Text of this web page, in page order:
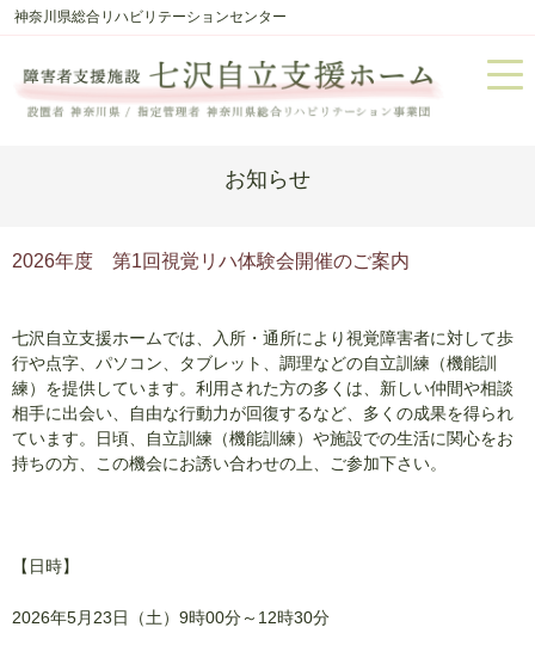
神奈川県総合リハビリテーションセンター
お知らせ
2026年度 第1回視覚リハ体験会開催のご案内
七沢自立支援ホームでは、入所・通所により視覚障害者に対して歩
行や点字、パソコン、タブレット、調理などの自立訓練（機能訓
練）を提供しています。利用された方の多くは、新しい仲間や相談
相手に出会い、自由な行動力が回復するなど、多くの成果を得られ
ています。日頃、自立訓練（機能訓練）や施設での生活に関心をお
持ちの方、この機会にお誘い合わせの上、ご参加下さい。
【日時】
2026年5月23日（土）9時00分～12時30分